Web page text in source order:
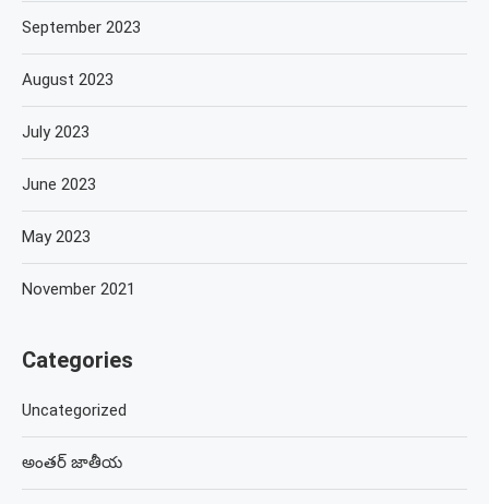
September 2023
August 2023
July 2023
June 2023
May 2023
November 2021
Categories
Uncategorized
అంతర్ జాతీయ